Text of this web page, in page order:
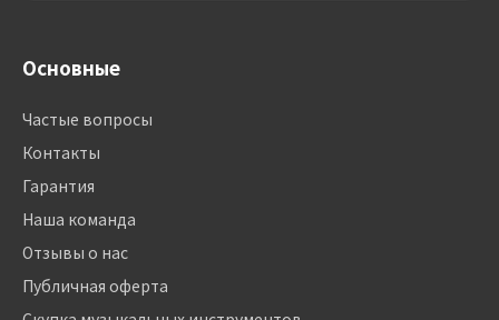
Основные
Частые вопросы
Контакты
Гарантия
Наша команда
Отзывы о нас
Публичная оферта